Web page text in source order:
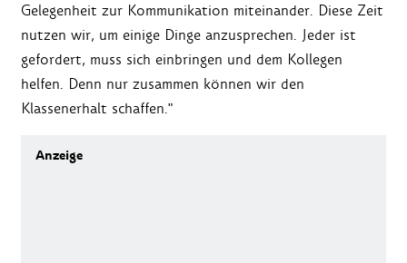
Gelegenheit zur Kommunikation miteinander. Diese Zeit
nutzen wir, um einige Dinge anzusprechen. Jeder ist
gefordert, muss sich einbringen und dem Kollegen
helfen. Denn nur zusammen können wir den
Klassenerhalt schaffen."